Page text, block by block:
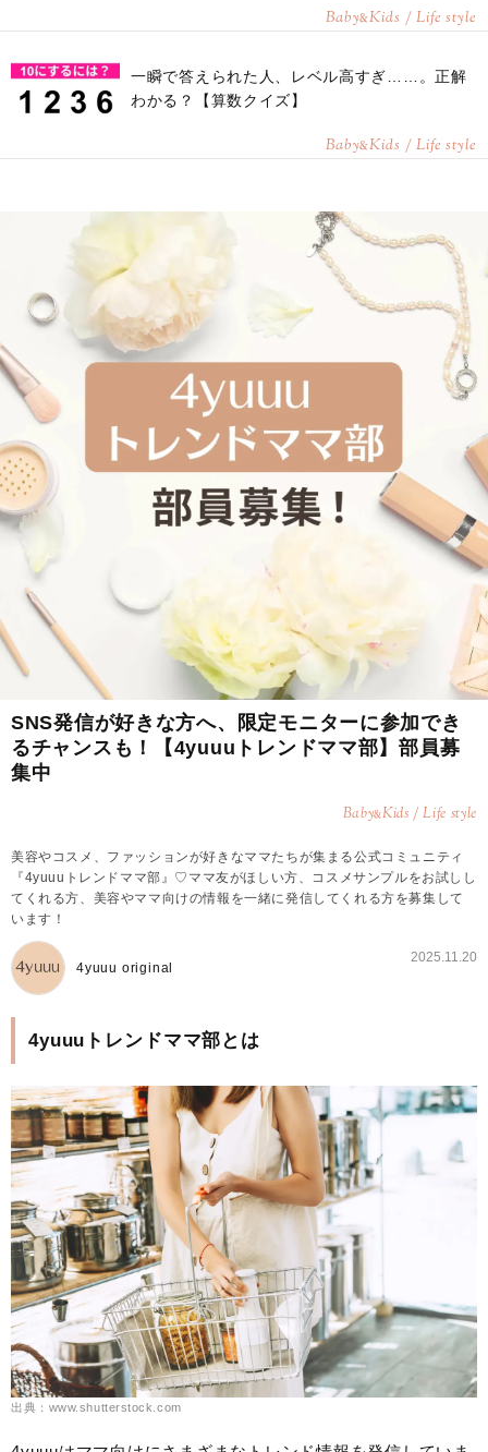
Baby&Kids / Life style
一瞬で答えられた人、レベル高すぎ……。正解
わかる？【算数クイズ】
Baby&Kids / Life style
SNS発信が好きな方へ、限定モニターに参加でき
るチャンスも！【4yuuuトレンドママ部】部員募
集中
Baby&Kids / Life style
美容やコスメ、ファッションが好きなママたちが集まる公式コミュニティ
『4yuuuトレンドママ部』♡ママ友がほしい方、コスメサンプルをお試しし
てくれる方、美容やママ向けの情報を一緒に発信してくれる方を募集して
います！
4yuuu original
2025.11.20
4yuuuトレンドママ部とは
出典：www.shutterstock.com